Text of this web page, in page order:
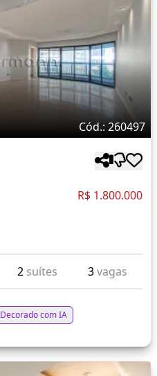
Cód.: 260497
R$ 1.800.000
2 suítes 3vagas
Decorado com IA